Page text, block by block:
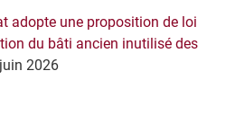
adopte une proposition de loi
du bâti ancien inutilisé des
2026